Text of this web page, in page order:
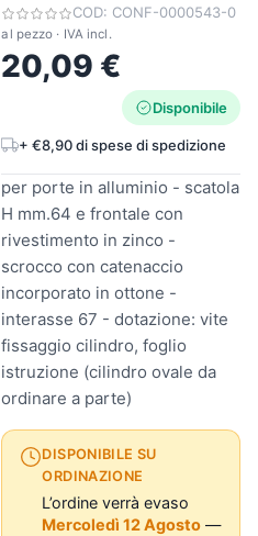
COD: CONF-0000543-0
al pezzo · IVA incl.
20,09 €
Disponibile
+ €8,90 di spese di spedizione
per porte in alluminio - scatola
H mm.64 e frontale con
rivestimento in zinco -
scrocco con catenaccio
incorporato in ottone -
interasse 67 - dotazione: vite
fissaggio cilindro, foglio
istruzione (cilindro ovale da
ordinare a parte)
DISPONIBILE SU
ORDINAZIONE
L’ordine verrà evaso
Mercoledì 12 Agosto —